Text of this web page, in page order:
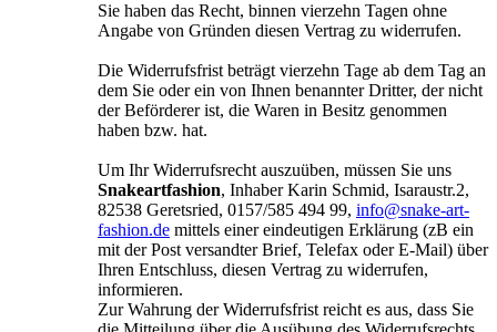
Sie haben das Recht, binnen vierzehn Tagen ohne
Angabe von Gründen diesen Vertrag zu widerrufen.
Die Widerrufsfrist beträgt vierzehn Tage ab dem Tag an
dem Sie oder ein von Ihnen benannter Dritter, der nicht
der Beförderer ist, die Waren in Besitz genommen
haben bzw. hat.
Um Ihr Widerrufsrecht auszuüben, müssen Sie uns
Snakeartfashion, Inhaber Karin Schmid, Isaraustr.2,
82538 Geretsried, 0157/585 494 99, info@snake-art-
fashion.de mittels einer eindeutigen Erklärung (zB ein
mit der Post versandter Brief, Telefax oder E-Mail) über
Ihren Entschluss, diesen Vertrag zu widerrufen,
informieren.
Zur Wahrung der Widerrufsfrist reicht es aus, dass Sie